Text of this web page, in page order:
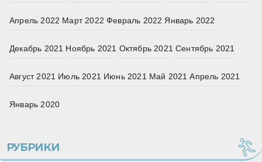
Апрель 2022 Март 2022 Февраль 2022 Январь 2022
Декабрь 2021 Ноябрь 2021 Октябрь 2021 Сентябрь 2021
Август 2021 Июль 2021 Июнь 2021 Май 2021 Апрель 2021
Январь 2020
РУБРИКИ